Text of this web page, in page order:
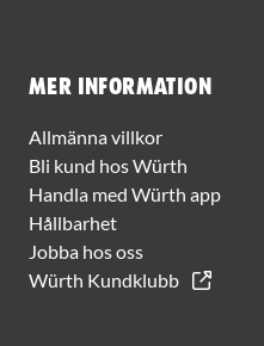
Mer information
Allmänna villkor
Bli kund hos Würth
Handla med Würth app
Hållbarhet
Jobba hos oss
Würth Kundklubb